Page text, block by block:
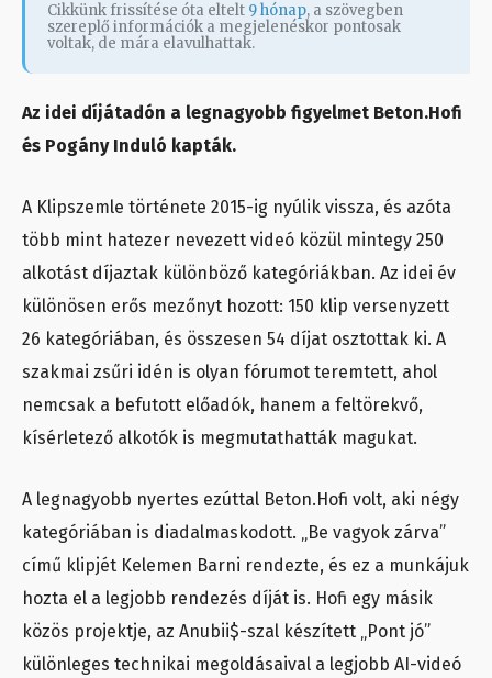
Cikkünk frissítése óta eltelt 9 hónap, a szövegben
szereplő információk a megjelenéskor pontosak
voltak, de mára elavulhattak.
Az idei díjátadón a legnagyobb figyelmet Beton.Hofi
és Pogány Induló kapták.
A Klipszemle története 2015-ig nyúlik vissza, és azóta
több mint hatezer nevezett videó közül mintegy 250
alkotást díjaztak különböző kategóriákban. Az idei év
különösen erős mezőnyt hozott: 150 klip versenyzett
26 kategóriában, és összesen 54 díjat osztottak ki. A
szakmai zsűri idén is olyan fórumot teremtett, ahol
nemcsak a befutott előadók, hanem a feltörekvő,
kísérletező alkotók is megmutathatták magukat.
A legnagyobb nyertes ezúttal Beton.Hofi volt, aki négy
kategóriában is diadalmaskodott. „Be vagyok zárva”
című klipjét Kelemen Barni rendezte, és ez a munkájuk
hozta el a legjobb rendezés díját is. Hofi egy másik
közös projektje, az Anubii$-szal készített „Pont jó”
különleges technikai megoldásaival a legjobb AI-videó